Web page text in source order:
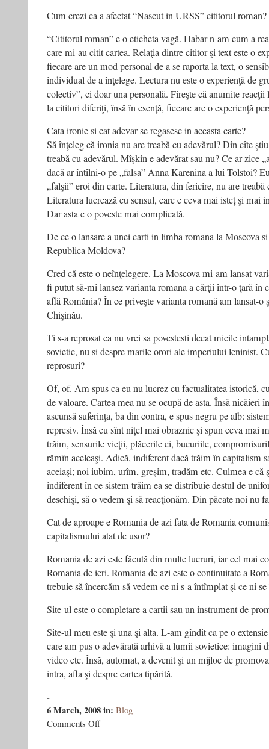
Cum crezi ca a afectat “Nascut in URSS” cititorul roman?
“Cititorul roman” e o eticheta vagă. Habar n-am cum a
care mi-au citit cartea. Relaţia dintre cititor şi text este o
fiecare are un mod personal de a se raporta la text, o
individual de a înţelege. Lectura nu este o experienţă de
colectiv”, ci doar una personală. Fireşte că anumite reacţii
la cititori diferiţi, însă în esenţă, fiecare are o experienţă
Cata ironie si cat adevar se regasesc in aceasta carte?
Să înţeleg că ironia nu are treabă cu adevărul? Din cîte
treabă cu adevărul. Mîşkin e adevărat sau nu? Ce ar zice
dacă ar întîlni-o pe „falsa” Anna Karenina a lui Tolstoi?
„falşii” eroi din carte. Literatura, din fericire, nu are
Literatura lucrează cu sensul, care e ceva mai isteţ şi mai
Dar asta e o poveste mai complicată.
De ce o lansare a unei carti in limba romana la Moscova
Republica Moldova?
Cred că este o neînţelegere. La Moscova mi-am lansat
fi putut să-mi lansez varianta romana a cărţii într-o ţară în
află România? În ce priveşte varianta romană am lansat-
Chişinău.
Ti s-a reprosat ca nu vrei sa povestesti decat micile
sovietic, nu si despre marile orori ale imperiului leninist.
reprosuri?
Of, of. Am spus ca eu nu lucrez cu factualitatea istorică,
de valoare. Cartea mea nu se ocupă de asta. Însă nicăieri
ascunsă suferinţa, ba din contra, e spus negru pe alb:
represiv. Însă eu sînt niţel mai obraznic şi spun ceva mai
trăim, sensurile vieţii, plăcerile ei, bucuriile,
rămîn aceleaşi. Adică, indiferent dacă trăim în capitalism
aceiaşi; noi iubim, urîm, greşim, tradăm etc. Culmea e că
indiferent în ce sistem trăim ea se distribuie destul de
deschişi, să o vedem şi să reacţionăm. Din păcate noi nu
Cat de aproape e Romania de azi fata de Romania
capitalismului atat de usor?
Romania de azi este făcută din multe lucruri, iar cel mai
Romania de ieri. Romania de azi este o continuitate a
trebuie să încercăm să vedem ce ni s-a întîmplat şi ce ni
Site-ul este o completare a cartii sau un instrument de
Site-ul meu este şi una şi alta. L-am gîndit ca pe o
care am pus o adevărată arhivă a lumii sovietice: imagini
video etc. Însă, automat, a devenit şi un mijloc de
intra, afla şi despre cartea tipărită.
-
6 March, 2008in: Blog
Comments Offon